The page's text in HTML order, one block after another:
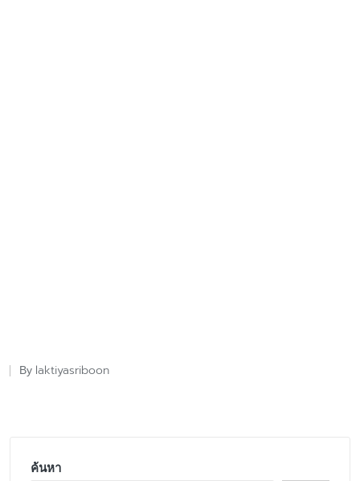
Posted
By laktiyasriboon
ค้นหา